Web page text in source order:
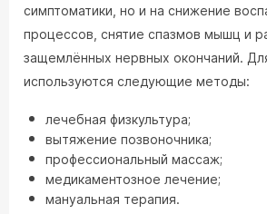
симптоматики, но и на снижение
процессов, снятие спазмов мышц и
защемлённых нервных окончаний.
используются следующие методы:
лечебная физкультура;
вытяжение позвоночника;
профессиональный массаж;
медикаментозное лечение;
мануальная терапия.